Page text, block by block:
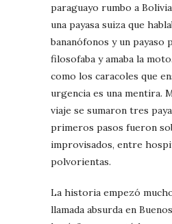
paraguayo rumbo a
una payasa suiza que
bananófonos y un payaso
filosofaba y amaba la
como los caracoles que
urgencia es una mentira.
viaje se sumaron tres
primeros pasos fueron
improvisados, entre
polvorientas.
La historia empezó
llamada absurda en